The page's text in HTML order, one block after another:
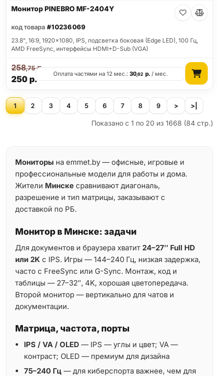
Монитор PINEBRO MF-2404Y
код товара #10236069
23.8", 16:9, 1920x1080, IPS, подсветка боковая (Edge LED), 100 Гц,
AMD FreeSync, интерфейсы HDMI+D-Sub (VGA)
250р.
258,75р.
Оплата частями на 12 мес.:30,62 р./ мес.
1 2 3 4 5 6 7 8 9 > >|
Показано с 1 по 20 из 1668 (84 стр.)
Мониторы на emmet.by — офисные, игровые и
профессиональные модели для работы и дома.
Жители Минске сравнивают диагональ,
разрешение и тип матрицы, заказывают с
доставкой по РБ.
Монитор в Минске: задачи
Для документов и браузера хватит 24–27″ Full HD
или 2K с IPS. Игры — 144–240 Гц, низкая задержка,
часто с FreeSync или G-Sync. Монтаж, код и
таблицы — 27–32″, 4K, хорошая цветопередача.
Второй монитор — вертикально для чатов и
документации.
Матрица, частота, порты
IPS / VA / OLED — IPS — углы и цвет; VA —
контраст; OLED — премиум для дизайна
75–240 Гц — для киберспорта важнее, чем для